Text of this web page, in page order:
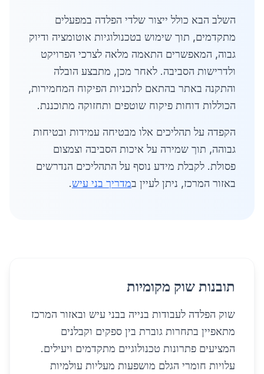
השלב הבא כולל ייצור שלדי הפלדה במפעלים
מתקדמים, תוך שימוש בטכנולוגיות אוטומציה ודיוק
גבוה, המאפשרים התאמה מלאה לצרכי הפרויקט
ולדרישות הסביבה. לאחר מכן, מתבצע הובלה
והתקנה באתר בהתאם לתכניות הפיקוח המחמירות,
הכוללות דוחות פיקוח שוטפים ותחזוקה מתוכננת.
הקפדה על תהליכים אלו מבטיחה עמידות ובטיחות
גבוהה, תוך שמירה על איכות הסביבה וצמצום
פסולת. לקבלת מידע נוסף על התהליכים הנדרשים
באזור המרכז, ניתן לעיין במדריך בני עיש.
תובנות שוק מקומיות
שוק הפלדה לעבודות בנייה בבני עיש ובאזור המרכז
מתאפיין בתחרות גוברת בין ספקים וקבלנים
המציעים פתרונות טכנולוגיים מתקדמים ויעילים.
עלויות חומרי הגלם מושפעות מעליות עולמיות